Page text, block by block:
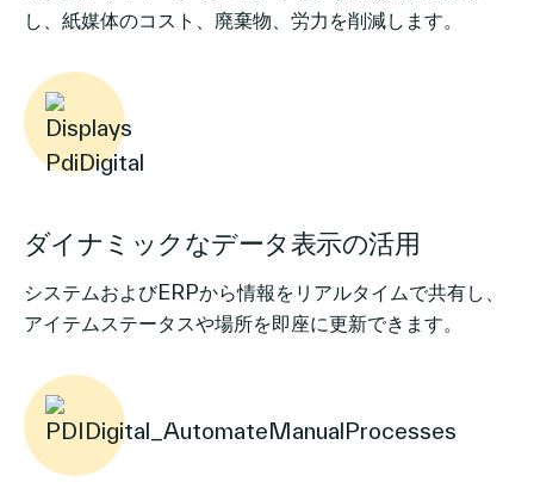
し、紙媒体のコスト、廃棄物、労力を削減します。
ダイナミックなデータ表示の活用
システムおよびERPから情報をリアルタイムで共有し、
アイテムステータスや場所を即座に更新できます。